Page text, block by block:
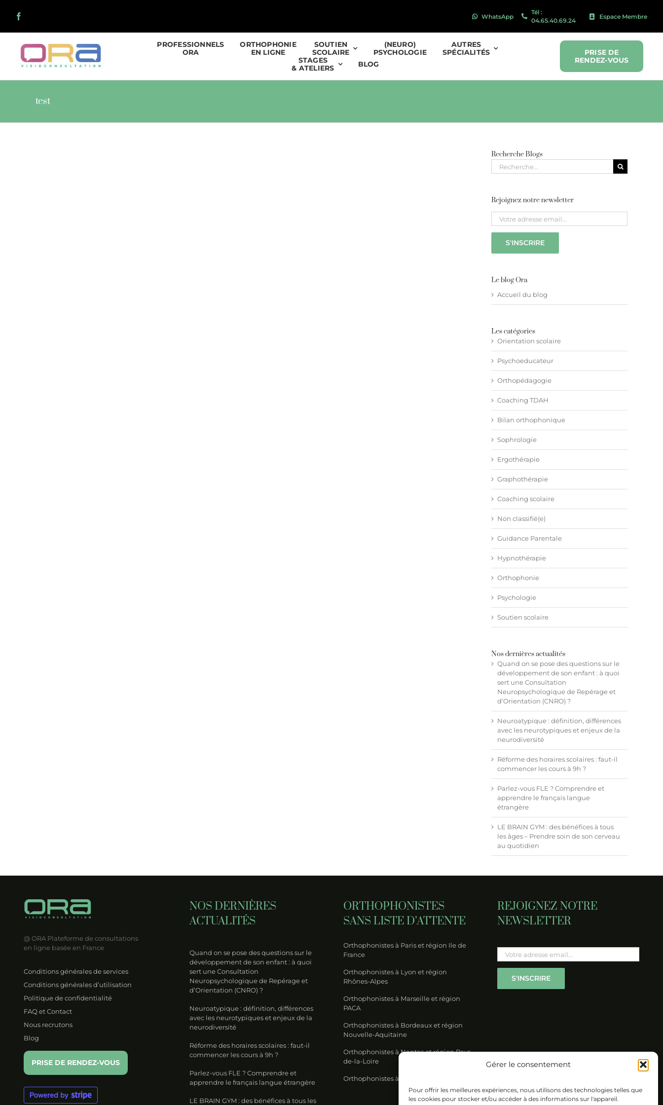
Gérer le consentement
Pour offrir les meilleures expériences, nous utilisons des technologies telles que
les cookies pour stocker et/ou accéder à des informations sur l'appareil.
content
WhatsApp
Tél :
04.65.40.69.24
Espace Membre
PROFESSIONNELS
ORA
ORTHOPHONIE
EN LIGNE
SOUTIEN
SCOLAIRE
(NEURO)
PSYCHOLOGIE
AUTRES
SPÉCIALITÉS
STAGES
& ATELIERS
BLOG
PRISE DE
RENDEZ-VOUS
test
Recherche Blogs
Recherche
pour
Rejoignez notre newsletter
Please leave this field empty.
Le blog Ora
Accueil du blog
Les catégories
Orientation scolaire
Psychoeducateur
Orthopédagogie
Coaching TDAH
Bilan orthophonique
Sophrologie
Ergothérapie
Graphothérapie
Coaching scolaire
Non classifié(e)
Guidance Parentale
Hypnothérapie
Orthophonie
Psychologie
Soutien scolaire
Nos dernières actualités
Quand on se pose des questions sur le
développement de son enfant : à quoi
sert une Consultation
Neuropsychologique de Repérage et
d’Orientation (CNRO) ?
Neuroatypique : définition, différences
avec les neurotypiques et enjeux de la
neurodiversité
Réforme des horaires scolaires : faut-il
commencer les cours à 9h ?
Parlez-vous FLE ? Comprendre et
apprendre le français langue
étrangère
LE BRAIN GYM : des bénéfices à tous
les âges – Prendre soin de son cerveau
au quotidien
@ ORA Plateforme de consultations
en ligne basée en France
Conditions générales de services
Conditions générales d’utilisation
Politique de confidentialité
FAQ et Contact
Nous recrutons
Blog
PRISE DE RENDEZ-VOUS
NOS DERNIÈRES
ACTUALITÉS
Quand on se pose des questions sur le
développement de son enfant : à quoi
sert une Consultation
Neuropsychologique de Repérage et
d’Orientation (CNRO) ?
Neuroatypique : définition, différences
avec les neurotypiques et enjeux de la
neurodiversité
Réforme des horaires scolaires : faut-il
commencer les cours à 9h ?
Parlez-vous FLE ? Comprendre et
apprendre le français langue étrangère
LE BRAIN GYM : des bénéfices à tous les
ORTHOPHONISTES
SANS LISTE D’ATTENTE
Orthophonistes à Paris et région Ile de
France
Orthophonistes à Lyon et région
Rhônes-Alpes
Orthophonistes à Marseille et région
PACA
Orthophonistes à Bordeaux et région
Nouvelle-Aquitaine
Orthophonistes à Nantes et région Pays-
de-la-Loire
Orthophonistes à Lille et région Nord
REJOIGNEZ NOTRE
NEWSLETTER
Please leave this field empty.